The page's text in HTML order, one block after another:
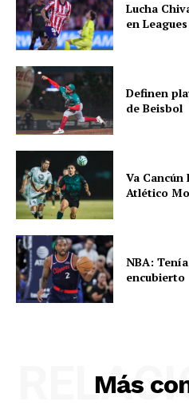
Lucha
en
Definen
de Beisbol
Va
Atlético
NBA:
encubierto
Más